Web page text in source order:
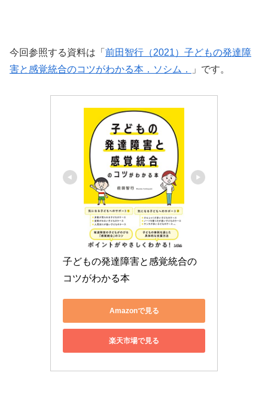
今回参照する資料は「 前田智行（2021）子どもの発達障
害と感覚統合のコツがわかる本．ソシム．
」です。
子どもの発達障害と感覚統合の
コツがわかる本
Amazonで見る
楽天市場で見る